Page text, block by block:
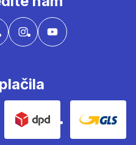
Dpd Gls